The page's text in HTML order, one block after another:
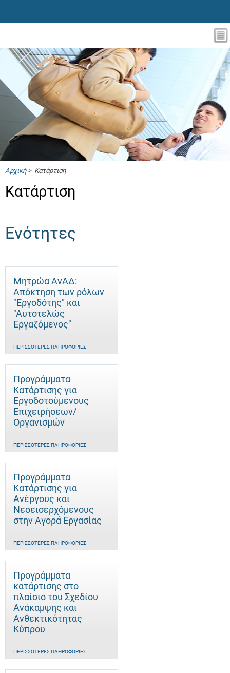
Αρχική> Κατάρτιση
Κατάρτιση
Ενότητες
Μητρώα ΑνΑΔ:
Απόκτηση των ρόλων
"Εργοδότης" και
"Αυτοτελώς
Eργαζόμενος"
ΠΕΡΙΣΣΌΤΕΡΕΣ ΠΛΗΡΟΦΟΡΊΕΣ
Προγράμματα
Κατάρτισης για
Εργοδοτούμενους
Επιχειρήσεων/
Οργανισμών
ΠΕΡΙΣΣΌΤΕΡΕΣ ΠΛΗΡΟΦΟΡΊΕΣ
Προγράμματα
Κατάρτισης για
Ανέργους και
Νεοεισερχόμενους
στην Αγορά Εργασίας
ΠΕΡΙΣΣΌΤΕΡΕΣ ΠΛΗΡΟΦΟΡΊΕΣ
Προγράμματα
κατάρτισης στο
πλαίσιο του Σχεδίου
Ανάκαμψης και
Ανθεκτικότητας
Κύπρου
ΠΕΡΙΣΣΌΤΕΡΕΣ ΠΛΗΡΟΦΟΡΊΕΣ